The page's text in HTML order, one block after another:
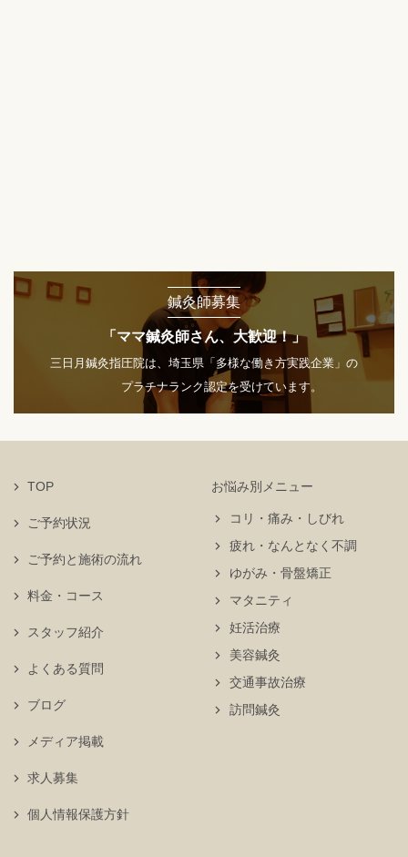
鍼灸師募集
「ママ鍼灸師さん、大歓迎！」
三日月鍼灸指圧院は、埼玉県「多様な働き方実践企業」の
プラチナランク認定を受けています。
TOP
ご予約状況
お悩み別メニュー
コリ・痛み・しびれ
疲れ・なんとなく不調
ゆがみ・骨盤矯正
マタニティ
妊活治療
美容鍼灸
交通事故治療
訪問鍼灸
ご予約と施術の流れ
料金・コース
スタッフ紹介
よくある質問
ブログ
メディア掲載
求人募集
個人情報保護方針